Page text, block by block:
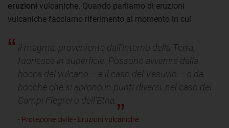
eruzioni vulcaniche. Quando parliamo di eruzioni
vulcaniche facciamo riferimento al momento in cui
il magma, proveniente dall’interno della Terra,
fuoriesce in superficie. Possono avvenire dalla
bocca del vulcano – è il caso del Vesuvio – o da
bocche che si aprono in punti diversi, nel caso dei
Campi Flegrei o dell’Etna.
- Protezione civile - Eruzioni vulcaniche